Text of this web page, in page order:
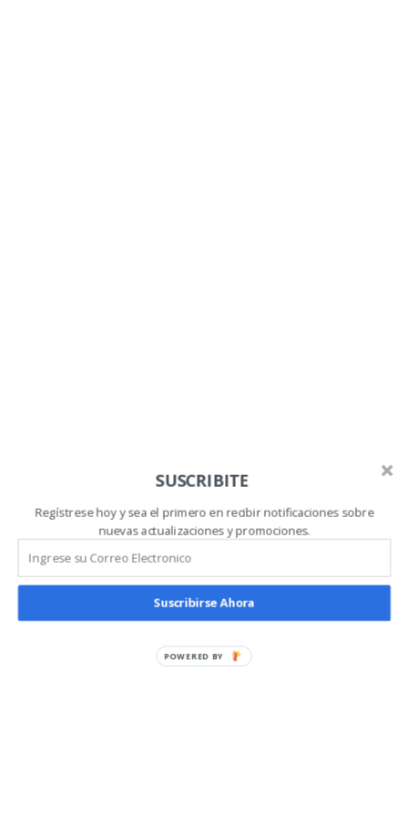
SUSCRIBITE
Regístrese hoy y sea el primero en recibir notificaciones sobre
nuevas actualizaciones y promociones.
Suscribirse Ahora
POWERED BY